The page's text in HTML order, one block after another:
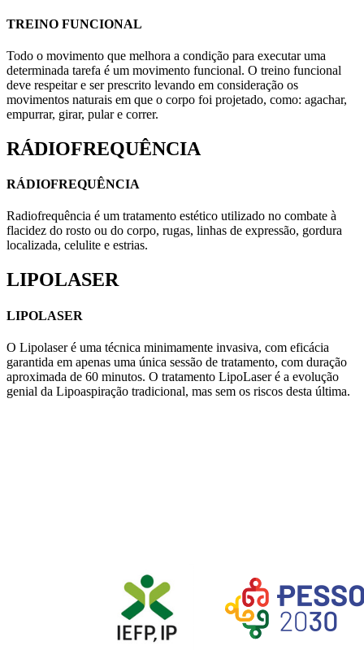
TREINO FUNCIONAL
Todo o movimento que melhora a condição para executar uma
determinada tarefa é um movimento funcional. O treino funcional
deve respeitar e ser prescrito levando em consideração os
movimentos naturais em que o corpo foi projetado, como: agachar,
empurrar, girar, pular e correr.
RÁDIOFREQUÊNCIA
RÁDIOFREQUÊNCIA
Radiofrequência é um tratamento estético utilizado no combate à
flacidez do rosto ou do corpo, rugas, linhas de expressão, gordura
localizada, celulite e estrias.
LIPOLASER
LIPOLASER
O Lipolaser é uma técnica minimamente invasiva, com eficácia
garantida em apenas uma única sessão de tratamento, com duração
aproximada de 60 minutos. O tratamento LipoLaser é a evolução
genial da Lipoaspiração tradicional, mas sem os riscos desta última.